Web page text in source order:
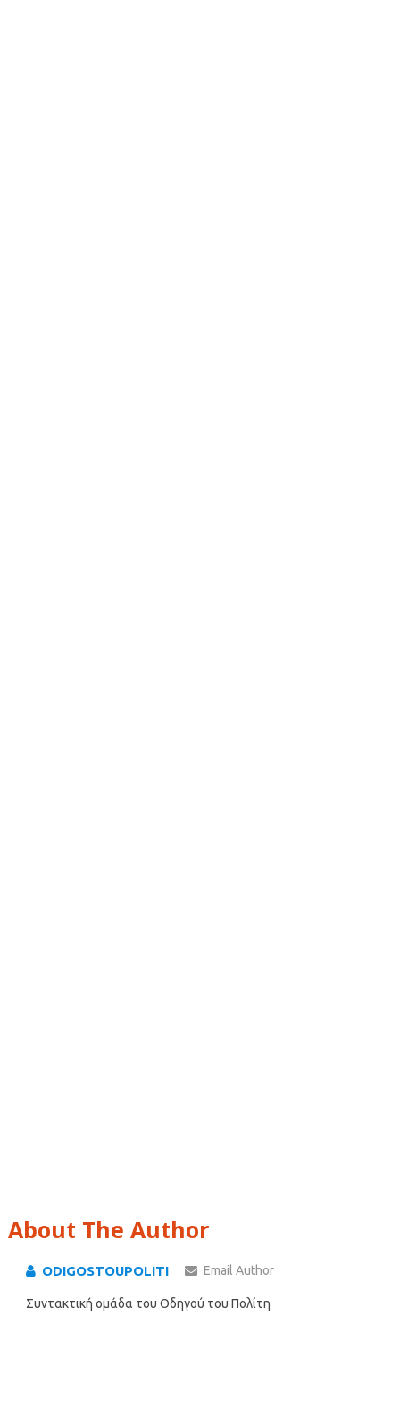
About The Author
ODIGOSTOUPOLITI Email Author
Συντακτική ομάδα του Οδηγού του Πολίτη